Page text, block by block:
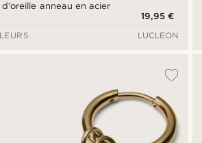
d'oreille anneau en acier
19,95 €
LUCLEON